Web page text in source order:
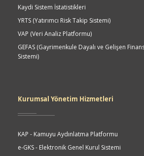
Kaydi Sistem İstatistikleri
YRTS (Yatırımcı Risk Takip Sistemi)
VAP (Veri Analiz Platformu)
GEFAS (Gayrimenkule Dayalı ve Gelişen
Sistemi)
Kurumsal Yönetim Hizmetleri
KAP - Kamuyu Aydınlatma Platformu
e-GKS - Elektronik Genel Kurul Sistemi